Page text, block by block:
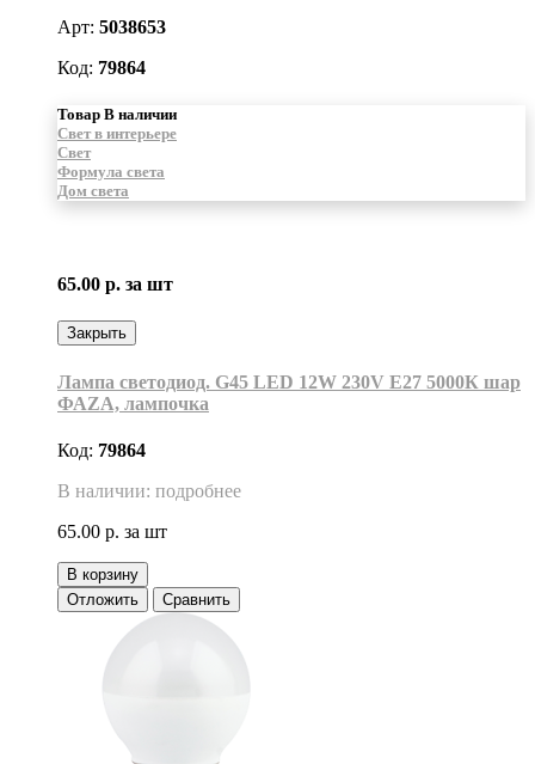
Арт: 5038653
Код: 79864
Товар В наличии
Свет в интерьере
Свет
Формула света
Дом света
65.00 р. за шт
Закрыть
Лампа светодиод. G45 LED 12W 230V E27 5000К шар
ФАZА, лампочка
Код: 79864
В наличии: подробнее
65.00 р. за шт
В корзину
Отложить
Сравнить